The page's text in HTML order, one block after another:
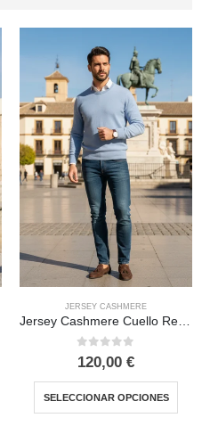
JERSEY CASHMERE
0 out of 5
120,00 €
SELECCIONAR OPCIONES